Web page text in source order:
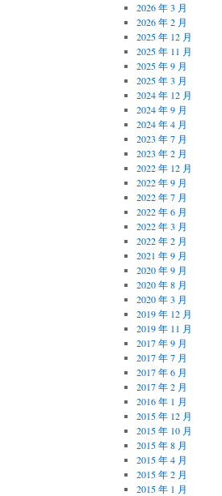
2026 年 3 月
2026 年 2 月
2025 年 12 月
2025 年 11 月
2025 年 9 月
2025 年 3 月
2024 年 12 月
2024 年 9 月
2024 年 4 月
2023 年 7 月
2023 年 2 月
2022 年 12 月
2022 年 9 月
2022 年 7 月
2022 年 6 月
2022 年 3 月
2022 年 2 月
2021 年 9 月
2020 年 9 月
2020 年 8 月
2020 年 3 月
2019 年 12 月
2019 年 11 月
2017 年 9 月
2017 年 7 月
2017 年 6 月
2017 年 2 月
2016 年 1 月
2015 年 12 月
2015 年 10 月
2015 年 8 月
2015 年 4 月
2015 年 2 月
2015 年 1 月